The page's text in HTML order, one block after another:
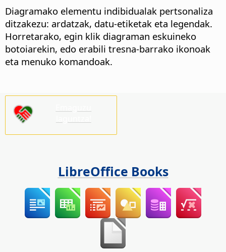
Diagramako elementu indibidualak pertsonaliza
ditzakezu: ardatzak, datu-etiketak eta legendak.
Horretarako, egin klik diagraman eskuineko
botoiarekin, edo erabili tresna-barrako ikonoak
eta menuko komandoak.
LibreOffice Books